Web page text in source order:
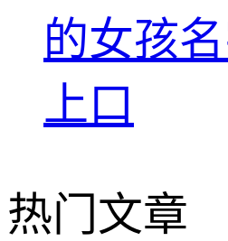
的女孩
上口
热门文章